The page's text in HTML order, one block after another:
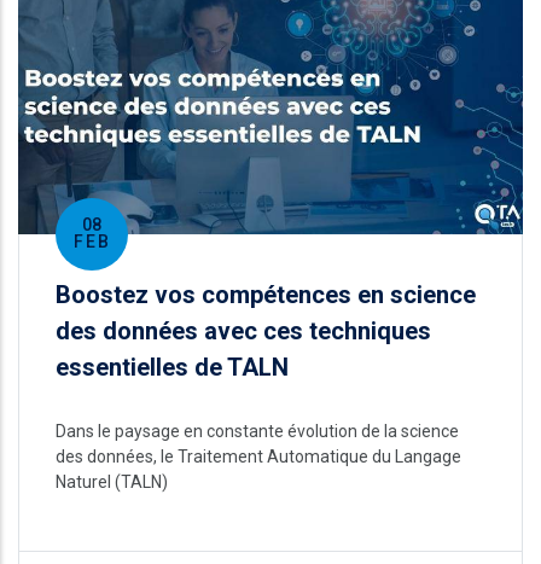
08
FEB
Boostez vos compétences en science
des données avec ces techniques
essentielles de TALN
Dans le paysage en constante évolution de la science
des données, le Traitement Automatique du Langage
Naturel (TALN)